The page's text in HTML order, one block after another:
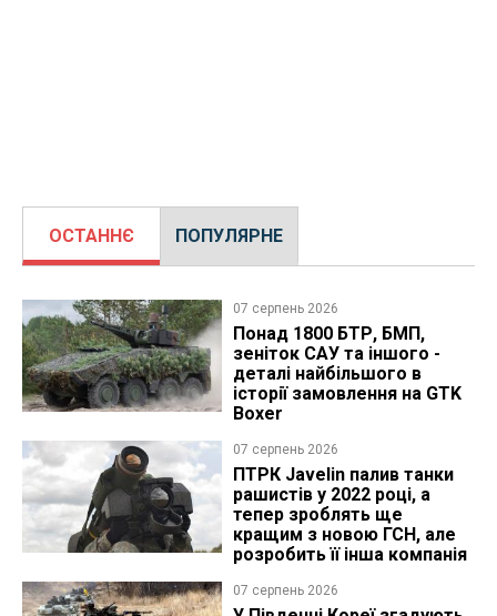
ОСТАННЄ ПОПУЛЯРНЕ
07 серпень 2026
Понад 1800 БТР, БМП,
зеніток САУ та іншого -
деталі найбільшого в
історії замовлення на GTK
Boxer
07 серпень 2026
ПТРК Javelin палив танки
рашистів у 2022 році, а
тепер зроблять ще
кращим з новою ГСН, але
розробить її інша компанія
07 серпень 2026